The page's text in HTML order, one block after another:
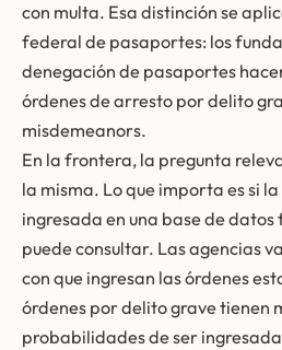
con multa. Esa distinción se
federal de pasaportes: los
denegación de pasaportes
órdenes de arresto por delito
misdemeanors.
En la frontera, la pregunta
la misma. Lo que importa es si
ingresada en una base de datos
puede consultar. Las agencias
con que ingresan las órdenes
órdenes por delito grave tienen
probabilidades de ser